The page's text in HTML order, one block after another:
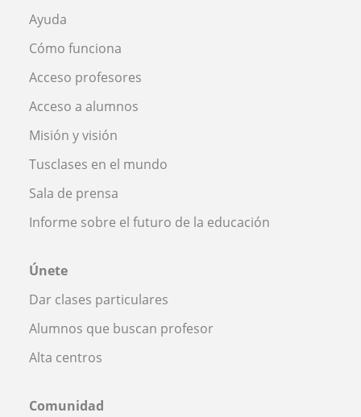
Ayuda
Cómo funciona
Acceso profesores
Acceso a alumnos
Misión y visión
Tusclases en el mundo
Sala de prensa
Informe sobre el futuro de la educación
Únete
Dar clases particulares
Alumnos que buscan profesor
Alta centros
Comunidad